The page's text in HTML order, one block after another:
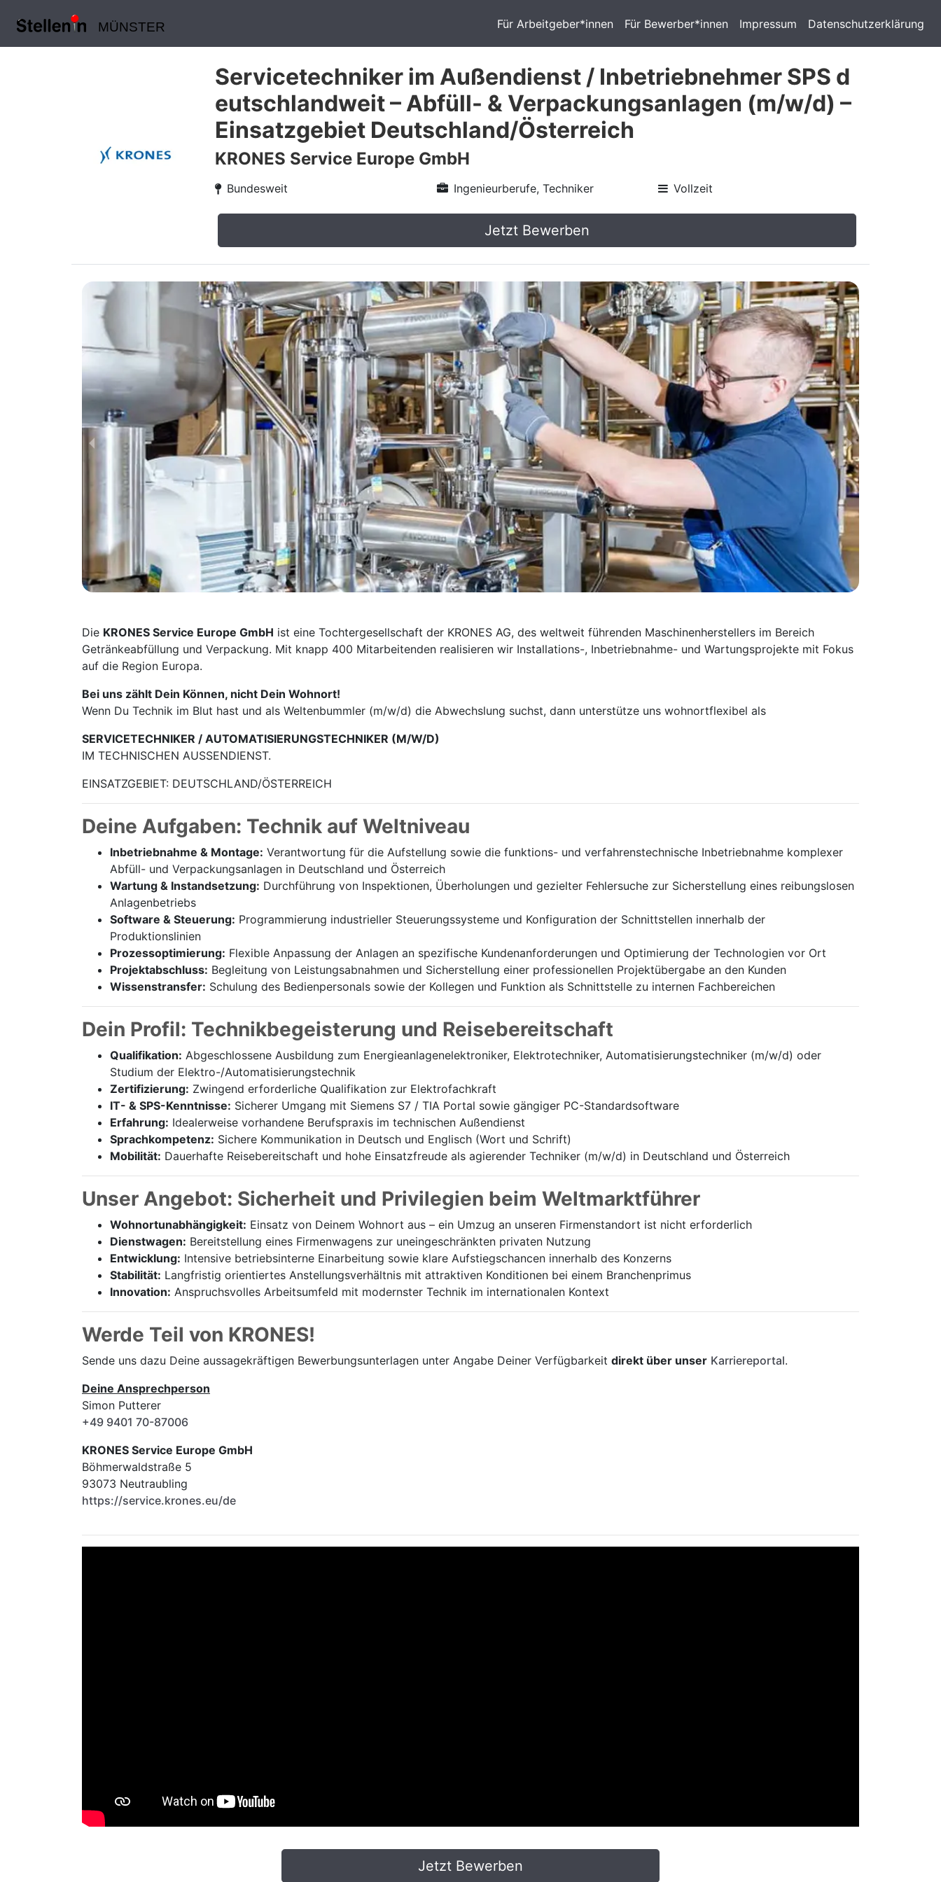
MÜNSTER Für Arbeitgeber*innen Für Bewerber*innen Impressum Datenschutzerklärung
Servicetechniker im Außendienst / Inbetriebnehmer SPS d
eutschlandweit – Abfüll- & Verpackungsanlagen (m/w/d) –
Einsatzgebiet Deutschland/Österreich
KRONES Service Europe GmbH
Bundesweit Ingenieurberufe, Techniker Vollzeit
Jetzt Bewerben
Die KRONES Service Europe GmbH ist eine Tochter­gesellschaft der KRONES AG, des weltweit führenden Maschinen­herstellers im Bereich
Getränke­abfüllung und Verpackung. Mit knapp 400 Mitarbei­tenden realisieren wir Installations-, Inbetrieb­nahme- und Wartungs­projekte mit Fokus
auf die Region Europa.
Bei uns zählt Dein Können, nicht Dein Wohnort!
Wenn Du Technik im Blut hast und als Weltenbummler (m/w/d) die Abwechslung suchst, dann unterstütze uns wohnortflexibel als
SERVICETECHNIKER / AUTOMATISIERUNGSTECHNIKER (M/W/D)
IM TECHNISCHEN AUSSENDIENST.
EINSATZGEBIET: DEUTSCHLAND/ÖSTERREICH
Deine Aufgaben: Technik auf Weltniveau
Inbetriebnahme & Montage: Verantwortung für die Aufstellung sowie die funktions- und verfahrenstechnische Inbetriebnahme komplexer
Abfüll- und Verpackungsanlagen in Deutschland und Österreich
Wartung & Instandsetzung: Durchführung von Inspektionen, Überholungen und gezielter Fehlersuche zur Sicherstellung eines reibungslosen
Anlagenbetriebs
Software & Steuerung: Programmierung industrieller Steuerungssysteme und Konfiguration der Schnittstellen innerhalb der
Produktionslinien
Prozessoptimierung: Flexible Anpassung der Anlagen an spezifische Kundenanforderungen und Optimierung der Technologien vor Ort
Projektabschluss: Begleitung von Leistungsabnahmen und Sicherstellung einer professionellen Projektübergabe an den Kunden
Wissenstransfer: Schulung des Bedienpersonals sowie der Kollegen und Funktion als Schnittstelle zu internen Fachbereichen
Dein Profil: Technikbegeisterung und Reisebereitschaft
Qualifikation: Abgeschlossene Ausbildung zum Energieanlagenelektroniker, Elektrotechniker, Automatisierungstechniker (m/w/d) oder
Studium der Elektro-/Automatisierungstechnik
Zertifizierung: Zwingend erforderliche Qualifikation zur Elektrofachkraft
IT- & SPS-Kenntnisse: Sicherer Umgang mit Siemens S7 / TIA Portal sowie gängiger PC-Standardsoftware
Erfahrung: Idealerweise vorhandene Berufspraxis im technischen Außendienst
Sprachkompetenz: Sichere Kommunikation in Deutsch und Englisch (Wort und Schrift)
Mobilität: Dauerhafte Reisebereitschaft und hohe Einsatzfreude als agierender Techniker (m/w/d) in Deutschland und Österreich
Unser Angebot: Sicherheit und Privilegien beim Weltmarktführer
Wohnortunabhängigkeit: Einsatz von Deinem Wohnort aus – ein Umzug an unseren Firmenstandort ist nicht erforderlich
Dienstwagen: Bereitstellung eines Firmenwagens zur uneingeschränkten privaten Nutzung
Entwicklung: Intensive betriebsinterne Einarbeitung sowie klare Aufstiegschancen innerhalb des Konzerns
Stabilität: Langfristig orientiertes Anstellungsverhältnis mit attraktiven Konditionen bei einem Branchenprimus
Innovation: Anspruchsvolles Arbeitsumfeld mit modernster Technik im internationalen Kontext
Werde Teil von KRONES!
Sende uns dazu Deine aussage­kräftigen Bewerbungsunterlagen unter Angabe Deiner Verfügbarkeit direkt über unser Karriereportal.
Deine Ansprechperson
Simon Putterer
+49 9401 70-87006
KRONES Service Europe GmbH
Böhmerwaldstraße 5
93073 Neutraubling
https://service.krones.eu/de
Jetzt Bewerben